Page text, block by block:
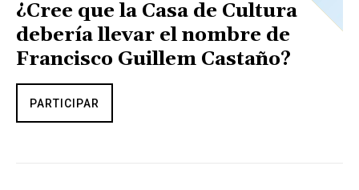
¿Cree que la Casa de Cultura
debería llevar el nombre de
Francisco Guillem Castaño?
PARTICIPAR